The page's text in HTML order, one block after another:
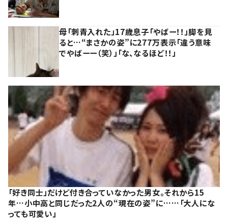
母「刺青入れた」17歳息子「やばー！！」脚を見
ると…“まさかの姿”に277万表示「違う意味
でやばーー（笑）」「な、なるほど！！」
「好き同士」だけど付き合っていなかった男女。それから15
年…小中高と同じだった2人の“現在の姿”に……「大人にな
っても可愛い」